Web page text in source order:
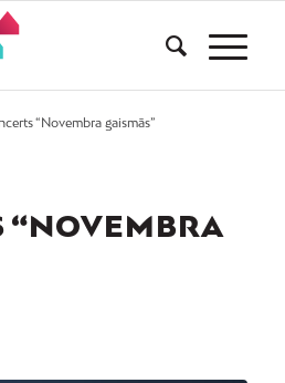
“Novembra gaismās”
“NOVEMBRA